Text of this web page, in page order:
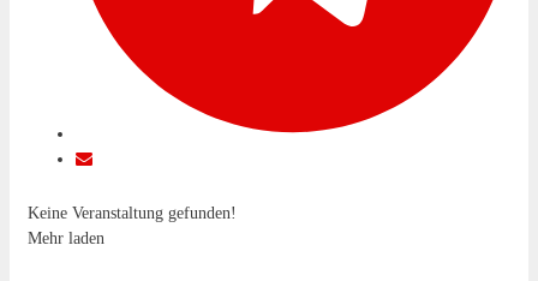
Keine Veranstaltung gefunden!
Mehr laden